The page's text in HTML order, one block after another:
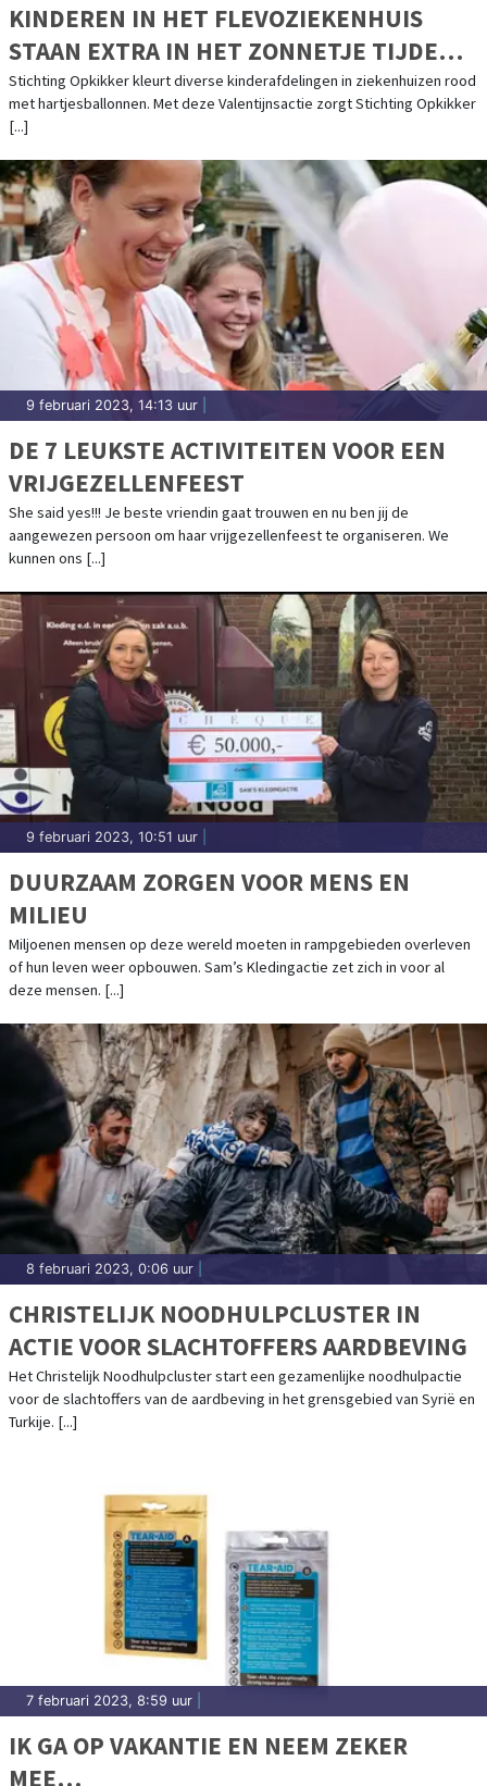
KINDEREN IN HET FLEVOZIEKENHUIS
STAAN EXTRA IN HET ZONNETJE TIJDENS
VALENTIJNSDAG
Stichting Opkikker kleurt diverse kinderafdelingen in ziekenhuizen rood
met hartjesballonnen. Met deze Valentijnsactie zorgt Stichting Opkikker
[...]
9 februari 2023, 14:13 uur
DE 7 LEUKSTE ACTIVITEITEN VOOR EEN
VRIJGEZELLENFEEST
She said yes!!! Je beste vriendin gaat trouwen en nu ben jij de
aangewezen persoon om haar vrijgezellenfeest te organiseren. We
kunnen ons [...]
9 februari 2023, 10:51 uur
DUURZAAM ZORGEN VOOR MENS EN
MILIEU
Miljoenen mensen op deze wereld moeten in rampgebieden overleven
of hun leven weer opbouwen. Sam’s Kledingactie zet zich in voor al
deze mensen. [...]
8 februari 2023, 0:06 uur
CHRISTELIJK NOODHULPCLUSTER IN
ACTIE VOOR SLACHTOFFERS AARDBEVING
Het Christelijk Noodhulpcluster start een gezamenlijke noodhulpactie
voor de slachtoffers van de aardbeving in het grensgebied van Syrië en
Turkije. [...]
7 februari 2023, 8:59 uur
IK GA OP VAKANTIE EN NEEM ZEKER
MEE…